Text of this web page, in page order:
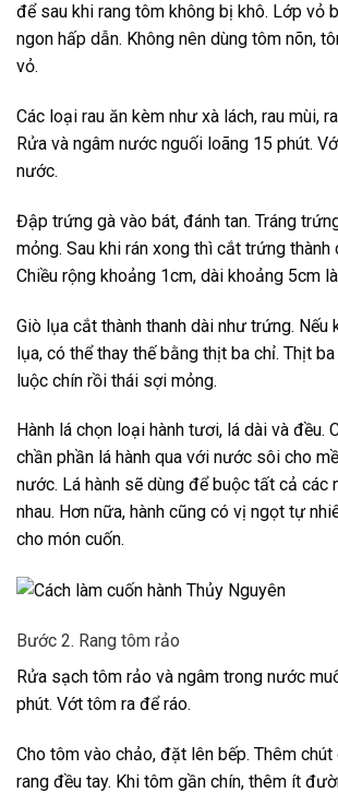
để sau khi rang tôm không bị khô. Lớp vỏ
ngon hấp dẫn. Không nên dùng tôm nõn,
vỏ.
Các loại rau ăn kèm như xà lách, rau mùi,
Rửa và ngâm nước nguối loãng 15 phút.
nước.
Đập trứng gà vào bát, đánh tan. Tráng
mỏng. Sau khi rán xong thì cắt trứng thành
Chiều rộng khoảng 1cm, dài khoảng 5cm
Giò lụa cắt thành thanh dài như trứng. Nếu
lụa, có thể thay thế bằng thịt ba chỉ. Thịt
luộc chín rồi thái sợi mỏng.
Hành lá chọn loại hành tươi, lá dài và đều.
chần phần lá hành qua với nước sôi cho
nước. Lá hành sẽ dùng để buộc tất cả các
nhau. Hơn nữa, hành cũng có vị ngọt tự
cho món cuốn.
Bước 2. Rang tôm rảo
Rửa sạch tôm rảo và ngâm trong nước
phút. Vớt tôm ra để ráo.
Cho tôm vào chảo, đặt lên bếp. Thêm
rang đều tay. Khi tôm gần chín, thêm ít